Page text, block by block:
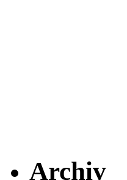
Archiv